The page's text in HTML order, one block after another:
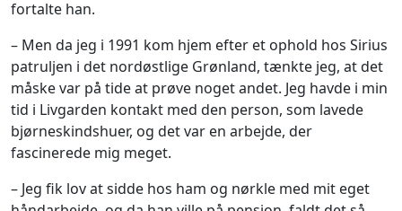
fortalte han.
– Men da jeg i 1991 kom hjem efter et ophold hos Sirius
patruljen i det nordøstlige Grønland, tænkte jeg, at det
måske var på tide at prøve noget andet. Jeg havde i min
tid i Livgarden kontakt med den person, som lavede
bjørneskindshuer, og det var en arbejde, der
fascinerede mig meget.
– Jeg fik lov at sidde hos ham og nørkle med mit eget